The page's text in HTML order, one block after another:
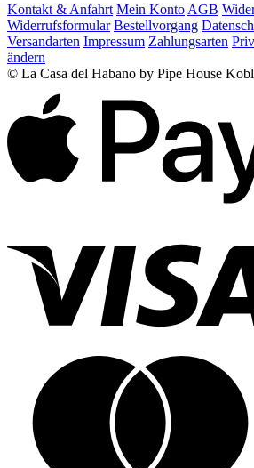
Kontakt & Anfahrt Mein Konto AGB
Widerrufsformular Bestellvorgang
Versandarten Impressum Zahlungsarten
ändern
© La Casa del Habano by Pipe House